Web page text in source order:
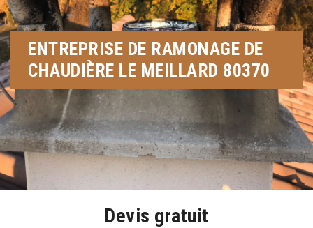
ENTREPRISE DE RAMONAGE DE
CHAUDIÈRE LE MEILLARD 80370
Devis gratuit